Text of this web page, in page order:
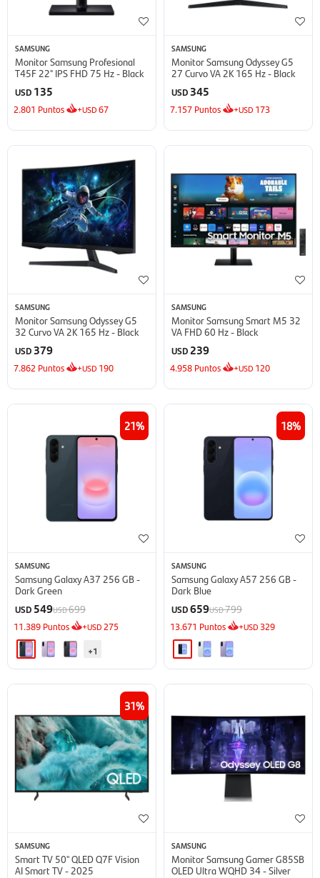
SAMSUNG
Monitor Samsung Profesional
T45F 22" IPS FHD 75 Hz - Black
USD 135
2.801 Puntos +USD67
SAMSUNG
Monitor Samsung Odyssey G5
27 Curvo VA 2K 165 Hz - Black
USD 345
7.157 Puntos +USD 173
SAMSUNG
Monitor Samsung Odyssey G5
32 Curvo VA 2K 165 Hz - Black
USD 379
7.862 Puntos +USD 190
SAMSUNG
Monitor Samsung Smart M5 32
VA FHD 60 Hz - Black
USD 239
4.958 Puntos +USD 120
21
SAMSUNG
Samsung Galaxy A37 256 GB -
Dark Green
USD 549USD699
11.389 Puntos +USD 275
+1
18
SAMSUNG
Samsung Galaxy A57 256 GB -
Dark Blue
USD659USD799
13.671 Puntos +USD 329
31
SAMSUNG
Smart TV 50'' QLED Q7F Vision
AI Smart TV - 2025
SAMSUNG
Monitor Samsung Gamer G85SB
OLED Ultra WQHD 34 - Silver